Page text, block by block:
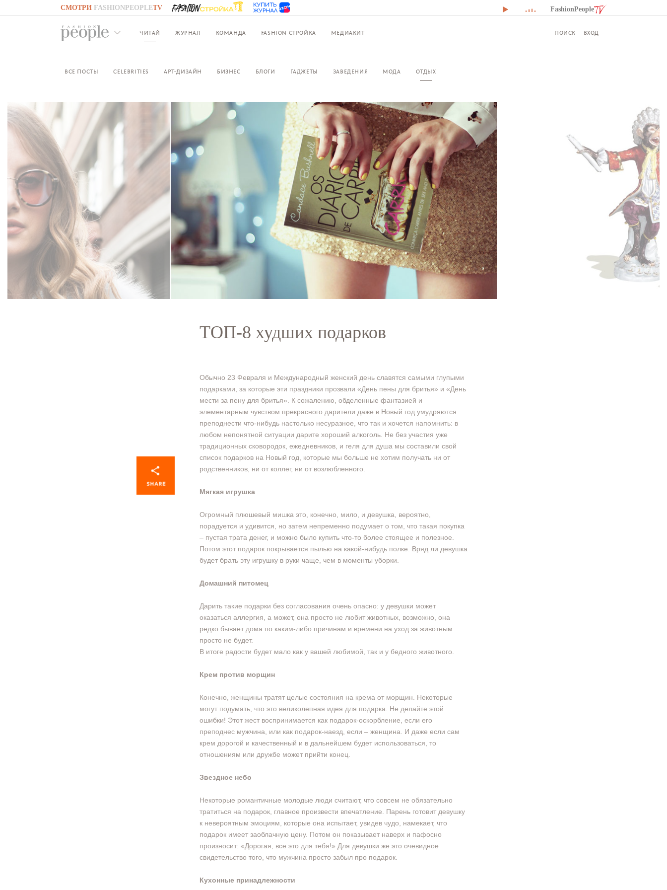
СМОТРИ FASHIONPEOPLETV
GO TO FASHIONPEOPLE
FashionPeople
ЧИТАЙ ЖУРНАЛ КОМАНДА FASHION СТРОЙКА МЕДИАКИТ ПОИСК ВХОД
ВСЕ ПОСТЫ CELEBRITIES АРТ-ДИЗАЙН БИЗНЕС БЛОГИ ГАДЖЕТЫ ЗАВЕДЕНИЯ МОДА ОТДЫХ
ТОП-8 худших подарков
Обычно 23 Февраля и Международный женский день славятся самыми глупыми
подарками, за которые эти праздники прозвали «День пены для бритья» и «День
мести за пену для бритья». К сожалению, обделенные фантазией и
элементарным чувством прекрасного дарители даже в Новый год умудряются
преподнести что-нибудь настолько несуразное, что так и хочется напомнить: в
любом непонятной ситуации дарите хороший алкоголь. Не без участия уже
традиционных сковородок, ежедневников, и геля для душа мы составили свой
список подарков на Новый год, которые мы больше не хотим получать ни от
родственников, ни от коллег, ни от возлюбленного.
Мягкая игрушка
Огромный плюшевый мишка это, конечно, мило, и девушка, вероятно,
порадуется и удивится, но затем непременно подумает о том, что такая покупка
– пустая трата денег, и можно было купить что-то более стоящее и полезное.
Потом этот подарок покрывается пылью на какой-нибудь полке. Вряд ли девушка
будет брать эту игрушку в руки чаще, чем в моменты уборки.
Домашний питомец
Дарить такие подарки без согласования очень опасно: у девушки может
оказаться аллергия, а может, она просто не любит животных, возможно, она
редко бывает дома по каким-либо причинам и времени на уход за животным
просто не будет.
В итоге радости будет мало как у вашей любимой, так и у бедного животного.
Крем против морщин
Конечно, женщины тратят целые состояния на крема от морщин. Некоторые
могут подумать, что это великолепная идея для подарка. Не делайте этой
ошибки! Этот жест воспринимается как подарок-оскорбление, если его
преподнес мужчина, или как подарок-наезд, если – женщина. И даже если сам
крем дорогой и качественный и в дальнейшем будет использоваться, то
отношениям или дружбе может прийти конец.
Звездное небо
Некоторые романтичные молодые люди считают, что совсем не обязательно
тратиться на подарок, главное произвести впечатление. Парень готовит девушку
к невероятным эмоциям, которые она испытает, увидев чудо, намекает, что
подарок имеет заоблачную цену. Потом он показывает наверх и пафосно
произносит: «Дорогая, все это для тебя!» Для девушки же это очевидное
свидетельство того, что мужчина просто забыл про подарок.
Кухонные принадлежности